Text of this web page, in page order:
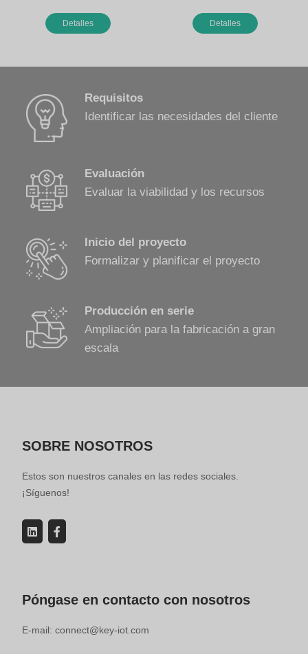
Detalles Detalles
Requisitos
Identificar las necesidades del cliente
Evaluación
Evaluar la viabilidad y los recursos
Inicio del proyecto
Formalizar y planificar el proyecto
Producción en serie
Ampliación para la fabricación a gran
escala
SOBRE NOSOTROS
Estos son nuestros canales en las redes sociales.
¡Síguenos!
Póngase en contacto con nosotros
E-mail: connect@key-iot.com